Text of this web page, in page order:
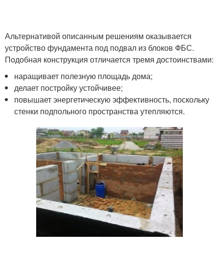
Альтернативой описанным решениям оказывается
устройство фундамента под подвал из блоков ФБС.
Подобная конструкция отличается тремя достоинствами:
наращивает полезную площадь дома;
делает постройку устойчивее;
повышает энергетическую эффективность, поскольку
стенки подпольного пространства утепляются.